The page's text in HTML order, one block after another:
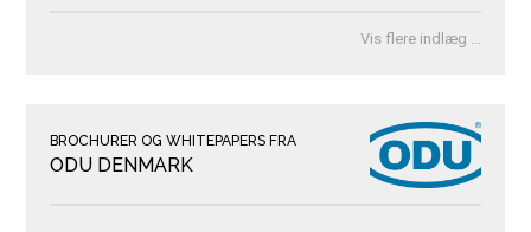
Vis flere indlæg …
BROCHURER OG WHITEPAPERS FRA
ODU DENMARK